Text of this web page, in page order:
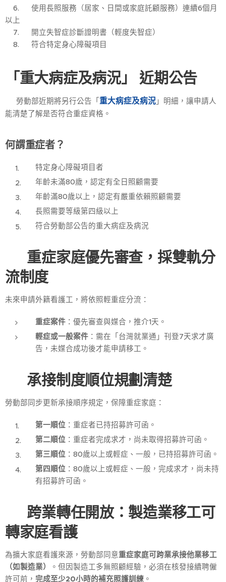
6. 使用長照服務（居家、日間或家庭託顧服務）連續6個月
以上
7. 開立失智症診斷證明書（輕度失智症）
8. 符合特定身心障礙項目
「重大病症及病況」 近期公告
👉 勞動部近期將另行公告「 重大病症及病況 」明細，讓申請人
能清楚了解是否符合重症資格。
何謂重症者？
特定身心障礙項目者
年齡未滿80歲，認定有全日照顧需要
年齡滿80歲以上，認定有嚴重依賴照顧需要
長照需要等級第四級以上
符合勞動部公告的重大病症及病況
重症家庭優先審查，採雙軌分
流制度
未來申請外籍看護工，將依照輕重症分流：
重症案件 ：優先審查與媒合，推介1天。
輕症或一般案件 ：需在「台灣就業通」刊登7天求才廣
告，未媒合成功後才能申請移工。
承接制度順位規劃清楚
勞動部同步更新承接順序規定，保障重症家庭：
第一順位 ：重症者已持招募許可函。
第二順位 ：重症者完成求才，尚未取得招募許可函。
第三順位 ：80歲以上或輕症、一般，已持招募許可函。
第四順位 ：80歲以上或輕症、一般，完成求才，尚未持
有招募許可函。
跨業轉任開放：製造業移工可
轉家庭看護
為擴大家庭看護來源，勞動部同意重症家庭可跨業承接他業移工
（如製造業）
。但因製造工多無照顧經驗，必須在核發接續聘僱
許可前， 完成至少20小時的補充照護訓練 。